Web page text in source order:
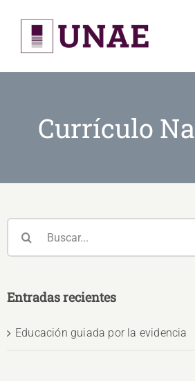
content
Currículo
Entradas recientes
Educación guiada por la evidencia